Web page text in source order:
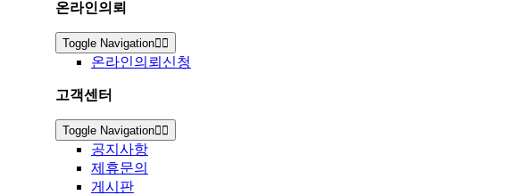
온라인의뢰
Toggle Navigation
온라인의뢰신청
고객센터
Toggle Navigation
공지사항
제휴문의
게시판